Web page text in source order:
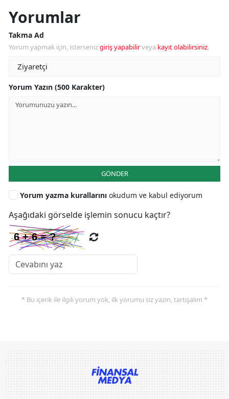
Yorumlar
Takma Ad
Yorum yapmak için, istersenizgiriş yapabilirveya kayıt olabilirsiniz.
Yorum Yazın (500 Karakter)
GÖNDER
Yorum yazma kurallarını okudum ve kabul ediyorum
Aşağıdaki görselde işlemin sonucu kaçtır?
* Bu içerik ile ilgili yorum yok, ilk yorumu siz yazın, tartışalım *